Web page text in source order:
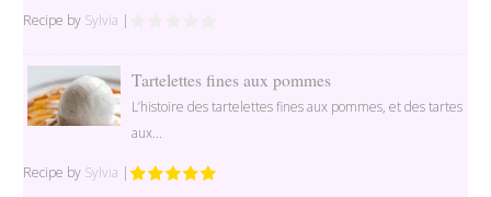
Recipe by Sylvia |
Tartelettes fines aux pommes
L’histoire des tartelettes fines aux pommes, et des tartes
aux...
Recipe by Sylvia |